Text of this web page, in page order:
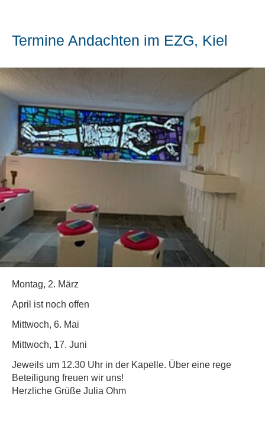
Termine Andachten im EZG, Kiel
Montag, 2. März
April ist noch offen
Mittwoch, 6. Mai
Mittwoch, 17. Juni
Jeweils um 12.30 Uhr in der Kapelle. Über eine rege
Beteiligung freuen wir uns!
Herzliche Grüße Julia Ohm